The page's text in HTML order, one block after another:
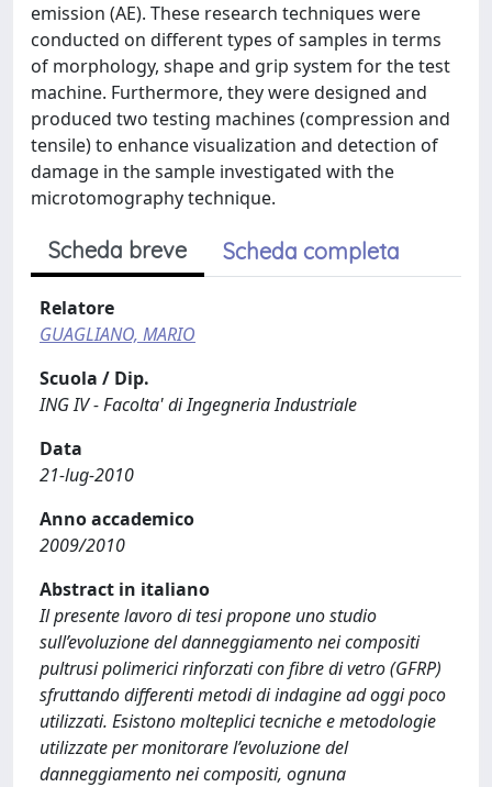
emission (AE). These research techniques were
conducted on different types of samples in terms
of morphology, shape and grip system for the test
machine. Furthermore, they were designed and
produced two testing machines (compression and
tensile) to enhance visualization and detection of
damage in the sample investigated with the
microtomography technique.
Scheda breve Scheda completa
Relatore
GUAGLIANO, MARIO
Scuola / Dip.
ING IV - Facolta' di Ingegneria Industriale
Data
21-lug-2010
Anno accademico
2009/2010
Abstract in italiano
Il presente lavoro di tesi propone uno studio
sull’evoluzione del danneggiamento nei compositi
pultrusi polimerici rinforzati con fibre di vetro (GFRP)
sfruttando differenti metodi di indagine ad oggi poco
utilizzati. Esistono molteplici tecniche e metodologie
utilizzate per monitorare l’evoluzione del
danneggiamento nei compositi, ognuna